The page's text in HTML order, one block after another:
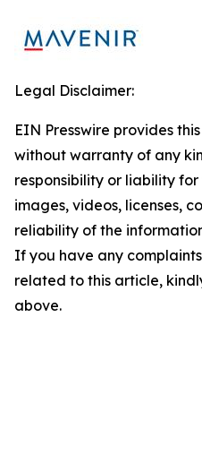
Legal Disclaimer:
EIN Presswire provides
without warranty of any
responsibility or liability
images, videos, licenses,
reliability of the
If you have any
related to this article,
above.